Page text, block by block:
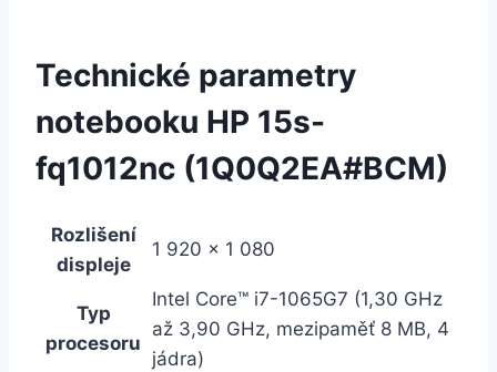
Technické parametry
notebooku HP 15s-
fq1012nc (1Q0Q2EA#BCM)
Rozlišení
displeje
1 920 x 1 080
Typ
procesoru
Intel Core™ i7-1065G7 (1,30 GHz
až 3,90 GHz, mezipaměť 8 MB, 4
jádra)